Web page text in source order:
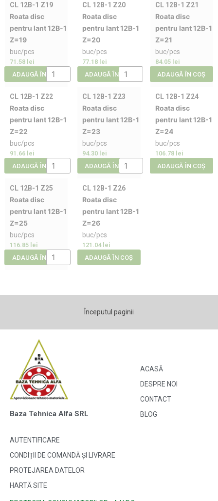
CL 12B-1 Z19
Roata disc
pentru lant 12B-1
Z=19
buc/pcs
71.58 lei
ADAUGĂ ÎN COȘ
CL 12B-1 Z20
Roata disc
pentru lant 12B-1
Z=20
buc/pcs
77.18 lei
ADAUGĂ ÎN COȘ
CL 12B-1 Z21
Roata disc
pentru lant 12B-1
Z=21
buc/pcs
84.05 lei
ADAUGĂ ÎN COȘ
CL 12B-1 Z22
Roata disc
pentru lant 12B-1
Z=22
buc/pcs
91.66 lei
ADAUGĂ ÎN COȘ
CL 12B-1 Z23
Roata disc
pentru lant 12B-1
Z=23
buc/pcs
94.30 lei
ADAUGĂ ÎN COȘ
CL 12B-1 Z24
Roata disc
pentru lant 12B-1
Z=24
buc/pcs
106.78 lei
ADAUGĂ ÎN COȘ
CL 12B-1 Z25
Roata disc
pentru lant 12B-1
Z=25
buc/pcs
116.85 lei
ADAUGĂ ÎN COȘ
CL 12B-1 Z26
Roata disc
pentru lant 12B-1
Z=26
buc/pcs
121.04 lei
ADAUGĂ ÎN COȘ
Începutul paginii
Baza Tehnica Alfa SRL
ACASĂ
DESPRE NOI
CONTACT
BLOG
AUTENTIFICARE
CONDIȚII DE COMANDĂ ȘI LIVRARE
PROTEJAREA DATELOR
HARTĂ SITE